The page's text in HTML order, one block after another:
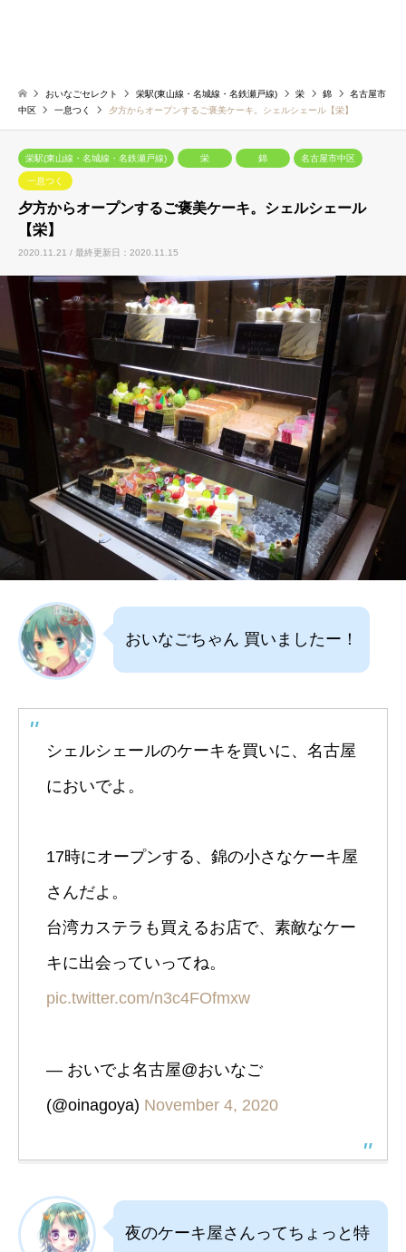
おいなごセレクト 栄駅(東山線・名城線・名鉄瀬戸線) 栄 錦
名古屋市
中区
一息つく 夕方からオープンするご褒美ケーキ。シェルシェール【栄】
栄駅(東山線・名城線・名鉄瀬戸線) 栄 錦 名古屋市中区
一息つく
夕方からオープンするご褒美ケーキ。シェルシェール
【栄】
2020.11.21 / 最終更新日：2020.11.15
おいなごちゃん 買いましたー！
シェルシェールのケーキを買いに、名古屋
においでよ。
17時にオープンする、錦の小さなケーキ屋
さんだよ。
台湾カステラも買えるお店で、素敵なケー
キに出会っていってね。
pic.twitter.com/n3c4FOfmxw
— おいでよ名古屋@おいなご
(@oinagoya) November 4, 2020
夜のケーキ屋さんってちょっと特